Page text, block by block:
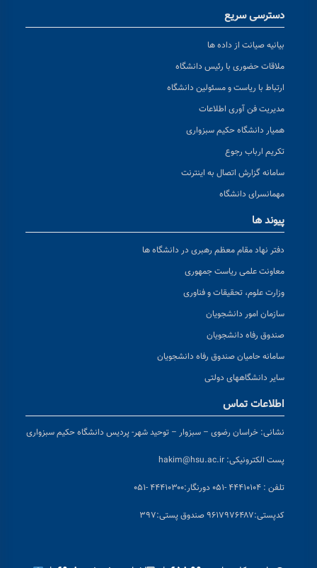
دسترسی سریع
بیانیه صیانت از داده ها
ملاقات حضوری با رئیس دانشگاه
ارتباط با ریاست و مسئولین دانشگاه
مدیریت فن آوری اطلاعات
همیار دانشگاه حکیم سبزواری
تکریم ارباب رجوع
سامانه گزارش اتصال به اینترنت
مهمانسرای دانشگاه
پیوند ها
دفتر نهاد مقام معظم رهبری در دانشگاه ها
معاونت علمی ریاست جمهوری
وزارت علوم، تحقیقات و فناوری
سازمان امور دانشجویان
صندوق رفاه دانشجویان
سامانه حامیان صندوق رفاه دانشجویان
سایر دانشگاههای دولتی
اطلاعات تماس
نشانی: خراسان رضوی – سبزوار – توحید شهر- پردیس دانشگاه حکیم سبزواری
پست الکترونیکی: hakim@hsu.ac.ir
تلفن : ۴۴۴۱۰۱۰۴ -۰۵۱ دورنگار:۴۴۴۱۰۳۰۰ -۰۵۱
کدپستی:۹۶۱۷۹۷۶۴۸۷ صندوق پستی:۳۹۷